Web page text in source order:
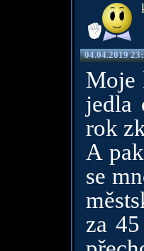
04.04.2019
Moje
jedla
rok
A
se
za